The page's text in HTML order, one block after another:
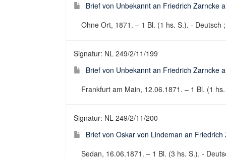
Brief von Unbekannt an Friedrich Zarncke
Ohne Ort, 1871. – 1 Bl. (1 hs. S.). - Deutsch
Signatur: NL 249/2/11/199
Brief von Unbekannt an Friedrich Zarncke
Frankfurt am Main, 12.06.1871. – 1 Bl. (1
Signatur: NL 249/2/11/200
Brief von Oskar von Lindeman an
Sedan, 16.06.1871. – 1 Bl. (3 hs. S.). -